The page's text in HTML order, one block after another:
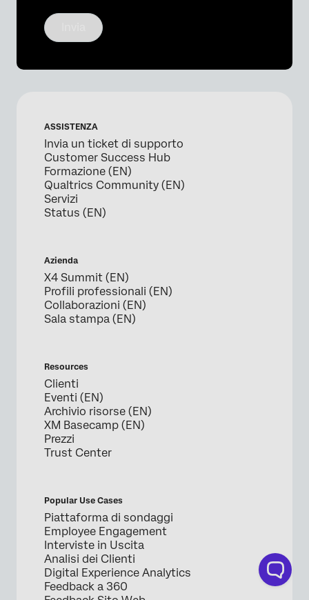
ASSISTENZA
Invia un ticket di supporto
Customer Success Hub
Formazione (EN)
Qualtrics Community (EN)
Servizi
Status (EN)
Azienda
X4 Summit (EN)
Profili professionali (EN)
Collaborazioni (EN)
Sala stampa (EN)
Resources
Clienti
Eventi (EN)
Archivio risorse (EN)
XM Basecamp (EN)
Prezzi
Trust Center
Popular Use Cases
Piattaforma di sondaggi
Employee Engagement
Interviste in Uscita
Analisi dei Clienti
Digital Experience Analytics
Feedback a 360